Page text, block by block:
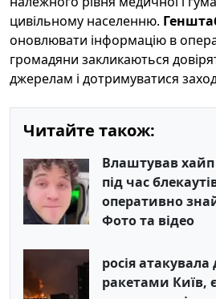
цивільному населенню.
оновлювати інформацію в
громадяни закликаються
джерелам і дотримуватися
Читайте також:
Влаштував хайп
під час
оперативно
Фото та відео
росія
ракетами Київ,